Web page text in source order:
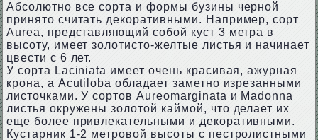
Абсолютно все сорта и формы бузины черной
принято считать декоративными. Например, сорт
Aurea, представляющий собой куст 3 метра в
высоту, имеет золотисто-желтые листья и начинает
цвести с 6 лет.
У сорта Laciniata имеет очень красивая, ажурная
крона, а Acutiloba обладает заметно изрезанными
листочками. У сортов Aureomarginata и Madonna
листья окружены золотой каймой, что делает их
еще более привлекательными и декоративными.
Кустарник 1-2 метровой высоты с пестролистными